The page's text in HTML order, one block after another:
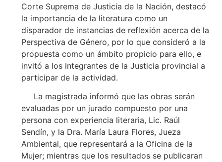
Corte Suprema de Justicia de la Nación, destacó
la importancia de la literatura como un
disparador de instancias de reflexión acerca de la
Perspectiva de Género, por lo que consideró a la
propuesta como un ámbito propicio para ello, e
invitó a los integrantes de la Justicia provincial a
participar de la actividad.
La magistrada informó que las obras serán
evaluadas por un jurado compuesto por una
persona con experiencia literaria, Lic. Raúl
Sendín, y la Dra. María Laura Flores, Jueza
Ambiental, que representará a la Oficina de la
Mujer; mientras que los resultados se publicaran